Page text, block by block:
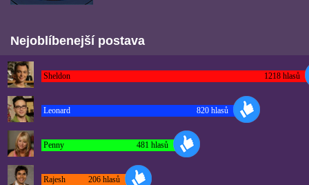
Nejoblíbenejší postava